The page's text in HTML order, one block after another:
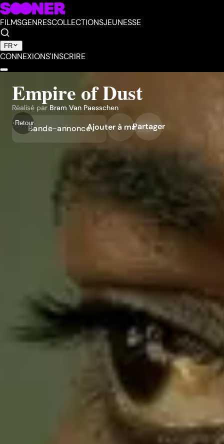
FILMSGENRESCOLLECTIONSJEUNESSE
FR
CONNEXIONS'INSCRIRE
Retour
Empire of Dust
Réalisé par Bram Van Paesschen
Bande-annonceAjouter à ma liste
Partager